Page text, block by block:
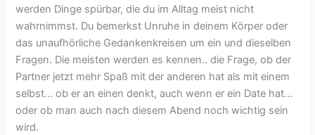
werden Dinge spürbar, die du im Alltag meist nicht
wahrnimmst. Du bemerkst Unruhe in deinem Körper oder
das unaufhörliche Gedankenkreisen um ein und dieselben
Fragen. Die meisten werden es kennen.. die Frage, ob der
Partner jetzt mehr Spaß mit der anderen hat als mit einem
selbst… ob er an einen denkt, auch wenn er ein Date hat…
oder ob man auch nach diesem Abend noch wichtig sein
wird.